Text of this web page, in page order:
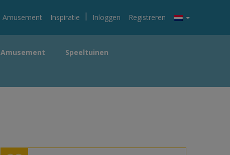
Amusement Inspiratie | Inloggen Registreren
Amusement
Speeltuinen